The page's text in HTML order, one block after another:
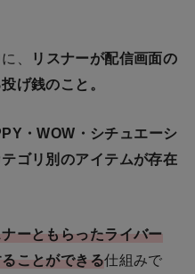
、
リスナーが配信画面の
げ銭のこと。
・WOW・シチュエーシ
ゴリ別のアイテムが存在
ーともらったライバー
ことができる仕組みで